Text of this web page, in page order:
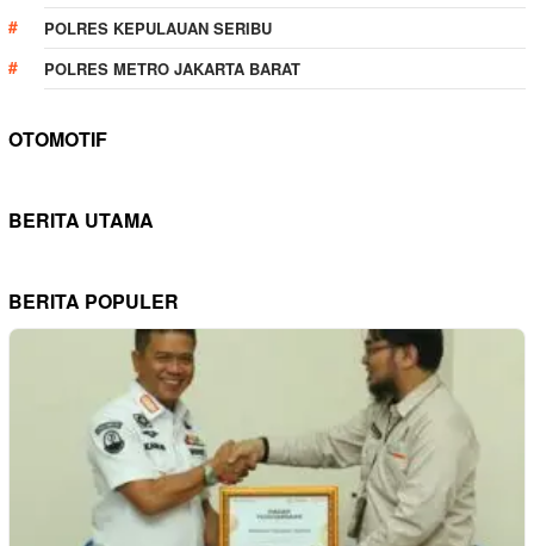
POLRES KEPULAUAN SERIBU
POLRES METRO JAKARTA BARAT
OTOMOTIF
BERITA UTAMA
BERITA POPULER